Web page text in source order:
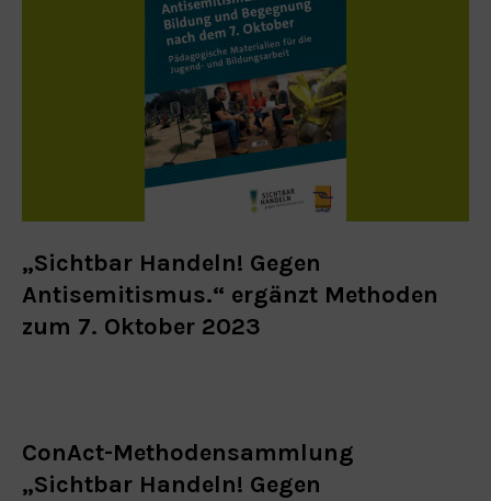
„Sichtbar Handeln! Gegen
Antisemitismus.“ ergänzt Methoden
zum 7. Oktober 2023
ConAct-Methodensammlung
„Sichtbar Handeln! Gegen